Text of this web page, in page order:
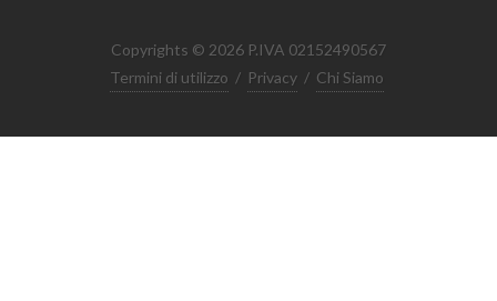
Copyrights © 2026 P.IVA 02152490567
Termini di utilizzo / Privacy / Chi Siamo